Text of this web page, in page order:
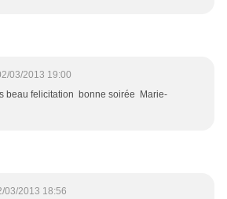
03/2013 19:00
beau felicitation bonne soirée Marie-
03/2013 18:56